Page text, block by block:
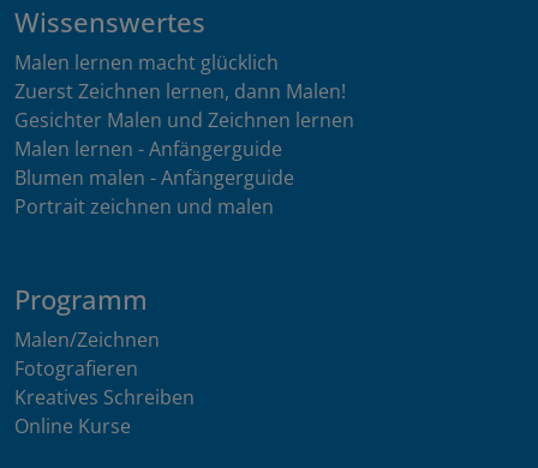
Wissenswertes
Malen lernen macht glücklich
Zuerst Zeichnen lernen, dann Malen!
Gesichter Malen und Zeichnen lernen
Malen lernen - Anfängerguide
Blumen malen - Anfängerguide
Portrait zeichnen und malen
Programm
Malen/Zeichnen
Fotografieren
Kreatives Schreiben
Online Kurse